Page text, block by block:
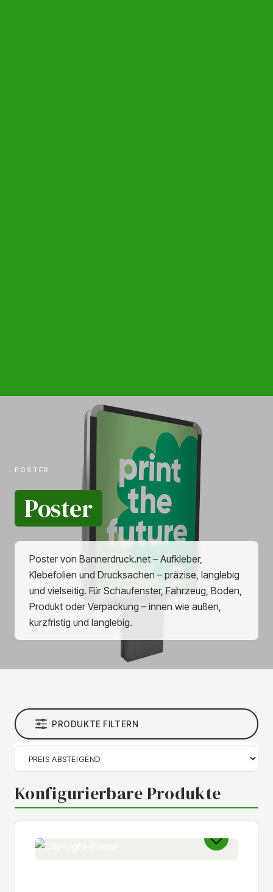
POSTER
Poster
Poster von Bannerdruck.net – Aufkleber,
Klebefolien und Drucksachen – präzise, langlebig
und vielseitig. Für Schaufenster, Fahrzeug, Boden,
Produkt oder Verpackung – innen wie außen,
kurzfristig und langlebig.
PRODUKTE FILTERN
Konfigurierbare Produkte